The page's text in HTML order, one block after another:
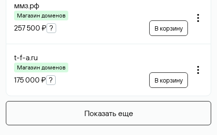
ммз.рф
Магазин доменов
257 500 ₽ ? В корзину
t-f-a.ru
Магазин доменов
175 000 ₽ ? В корзину
Показать еще